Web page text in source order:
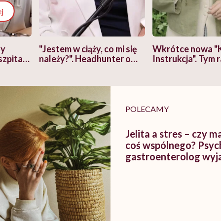
"Jestem w ciąży, co mi się
należy?". Headhunter o
pracy
Wkrótce nowa
Instrukcja". Tym
POLECAMY
Jelita a stres – czy
coś wspólnego?
gastroenterolog